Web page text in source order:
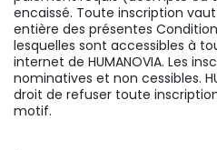
encaissé. Toute inscription
entière des présentes
lesquelles sont accessibles à
internet de HUMANOVIA. Les
nominatives et non cessibles.
droit de refuser toute
motif.